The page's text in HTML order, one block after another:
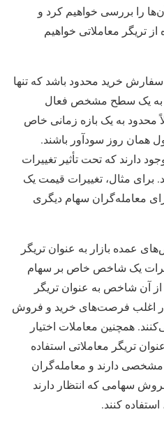
را بررسی خواهیم کرد و
تریگر معاملاتی خواهیم
خرید محدود باشد که تنها
به یک سطح مشخص فعال
محدود به یک بازه زمانی خاص
همان روز سودآور باشند.
دارند که تحت تأثیر تغییرات
برای مثال، تغییرات قیمت یک
معامله‌گران سهام دیگری
عمده بازار به عنوان تریگر
یک شاخص خاص بر سهام
از آن شاخص به عنوان تریگر
اغلب فرصت‌های خرید و فروش
همچنین معاملات اختیار
تریگر معاملاتی استفاده
مشخصی دارند و معامله‌گران
سهامی که انتظار دارند
کنند.